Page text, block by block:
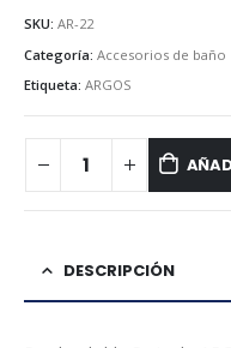
SKU: AR-22
Categoría: Accesorios de baño
Etiqueta: ARGOS
DESCRIPCIÓN